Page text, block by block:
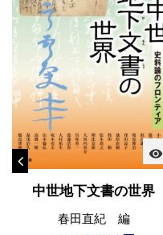
visibility
中世地下文書の世界
春田直紀 編